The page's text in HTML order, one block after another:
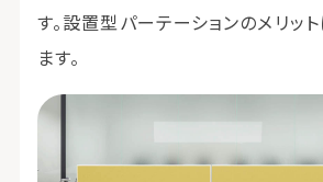
す。設置型パーテーションのメリッ
ます。